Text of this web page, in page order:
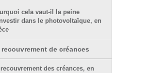
cela vaut-il la peine
dans le photovoltaïque, en
recouvrement de créances
recouvrement des créances, en